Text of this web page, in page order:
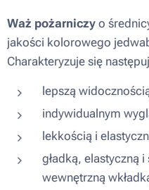
Waż pożarniczy o
jakości kolorowego
Charakteryzuje się
lepszą
indywidualnym
lekkością i
gładką, elastyczną
wewnętrzną